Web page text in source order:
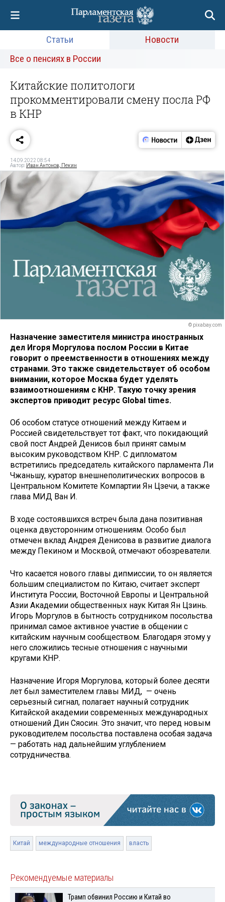
Статьи
Новости
Все о пенсиях в России
Китайские политологи
прокомментировали смену посла РФ
в КНР
14.09.2022 08:54
Автор: Иван Антонов, Пекин
© pixabay.com
Назначение заместителя министра иностранных
дел Игоря Моргулова послом России в Китае
говорит о преемственности в отношениях между
странами. Это также свидетельствует об особом
внимании, которое Москва будет уделять
взаимоотношениям с КНР. Такую точку зрения
экспертов приводит ресурс Global times.
Об особом статусе отношений между Китаем и
Россией свидетельствует тот факт, что покидающий
свой пост Андрей Денисов был принят самым
высоким руководством КНР. С дипломатом
встретились председатель китайского парламента Ли
Чжаньшу, куратор внешнеполитических вопросов в
Центральном Комитете Компартии Ян Цзечи, а также
глава МИД Ван И.
В ходе состоявшихся встреч была дана позитивная
оценка двусторонним отношениям. Особо был
отмечен вклад Андрея Денисова в развитие диалога
между Пекином и Москвой, отмечают обозреватели.
Что касается нового главы дипмиссии, то он является
большим специалистом по Китаю, считает эксперт
Института России, Восточной Европы и Центральной
Азии Академии общественных наук Китая Ян Цзинь.
Игорь Моргулов в бытность сотрудником посольства
принимал самое активное участие в общении с
китайским научным сообществом. Благодаря этому у
него сложились тесные отношения с научными
кругами КНР.
Назначение Игоря Моргулова, который более десяти
лет был заместителем главы МИД, — очень
серьезный сигнал, полагает научный сотрудник
Китайской академии современных международных
отношений Дин Сяосин. Это значит, что перед новым
руководителем посольства поставлена особая задача
— работать над дальнейшим углублением
сотрудничества.
Китай международные отношения власть
Рекомендуемые материалы
Трамп обвинил Россию и Китай во